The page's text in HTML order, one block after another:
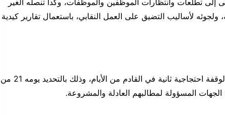
تطلعات وانتظارات الموظفين والموظفات، وكدا تنصله الغير
لأساليب التضيق على العمل النقابي، باستعمال تقارير كيدية
فإن النقابة الديمقراطية للعدل، سطرت لوقفة احتجاجية ثانية في القادم من الأيام، وذلك بالتحديد يومه 21 من
المسؤولة لمطالبهم العادلة والمشروعة.